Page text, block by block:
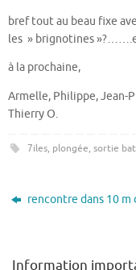
bref tout au beau fixe
les » brignotines
à la prochaine,
Armelle, Philippe, Jean-
Thierry O.
7iles, plongée, sortie
rencontre dans 10 m
Information